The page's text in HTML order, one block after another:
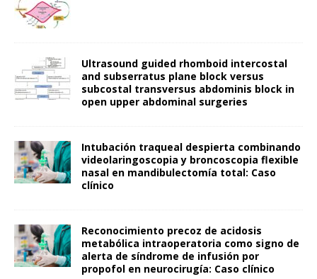
Ultrasound guided rhomboid intercostal
and subserratus plane block versus
subcostal transversus abdominis block in
open upper abdominal surgeries
Intubación traqueal despierta combinando
videolaringoscopia y broncoscopia flexible
nasal en mandibulectomía total: Caso
clínico
Reconocimiento precoz de acidosis
metabólica intraoperatoria como signo de
alerta de síndrome de infusión por
propofol en neurocirugía: Caso clínico